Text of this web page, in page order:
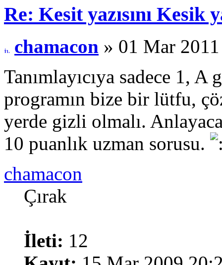
Re: Kesit yazısını Kesik
chamacon » 01 Mar
Tanımlayıcıya sadece 1,
programın bize bir lütfu,
yerde gizli olmalı.
10 puanlık uzman sorusu.
chamacon
Çırak
İleti: 12